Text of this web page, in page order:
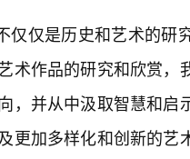
仅仅是历史和艺术的研
术作品的研究和欣赏，
，并从中汲取智慧和启
更加多样化和创新的艺